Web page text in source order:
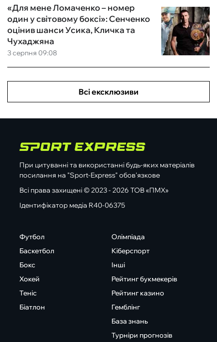
3 серпня 09:08
«Для мене Ломаченко – номер
один у світовому боксі»: Сенченко
оцінив шанси Усика, Кличка та
Чухаджяна
Всі ексклюзиви
При цитуванні та використанні будь-яких матеріалів
посилання на "Sport-Express" обов'язкове
Всі права захищені © 2023 - 2026 ТОВ «ПМХ»
Ідентифікатор медіа R40-06375
Футбол
Баскетбол
Бокс
Хокей
Теніс
Біатлон
Олімпіада
Кіберспорт
Інші
Рейтинг букмекерів
Рейтинг казино
Гемблінг
База знань
Турніри прогнозів